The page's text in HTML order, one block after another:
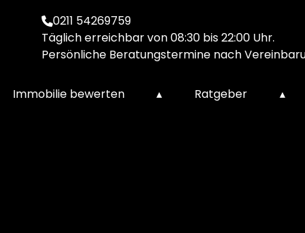
0211 54269759
Täglich erreichbar von 08:30 bis 22:00 Uhr.
Persönliche Beratungstermine nach
Immobilie bewerten ▴ Ratgeber ▴